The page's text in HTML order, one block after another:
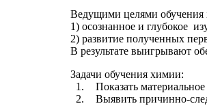
Ведущими целями обучения
1) осознанное и глубокое
2) развитие полученных
В результате выигрывают
Задачи обучения химии:
Показать
Выявить причинно-